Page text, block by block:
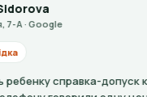
к занятиям